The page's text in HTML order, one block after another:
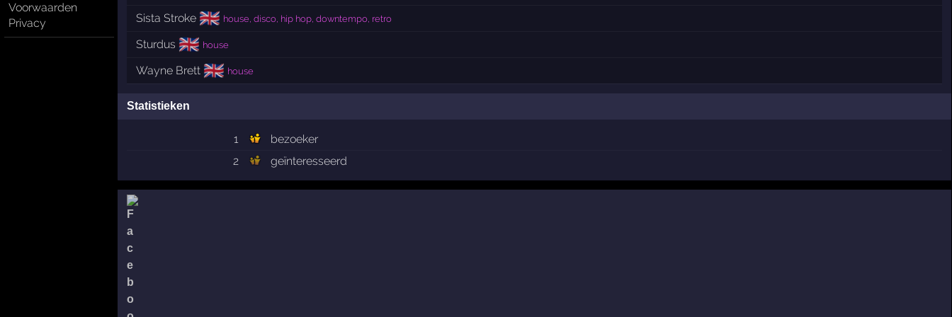
Voorwaarden
Privacy
Sista Stroke 🇬🇧 house, disco, hip hop, downtempo, retro
Sturdus 🇬🇧 house
Wayne Brett 🇬🇧 house
Statistieken
1
bezoeker
2
geïnteresseerd